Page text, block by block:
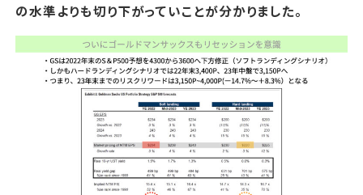
の水準よりも切り下がっていことが分かりました。